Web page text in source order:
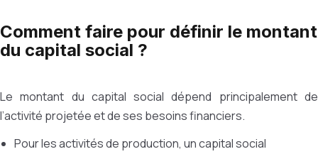
Comment faire pour définir le montant
du capital social ?
Le montant du capital social dépend principalement de
l’activité projetée et de ses besoins financiers.
Pour les activités de production, un capital social